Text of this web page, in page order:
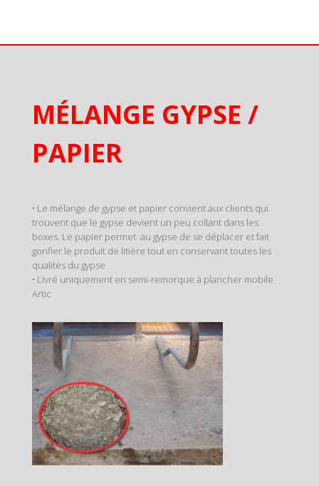
MÉLANGE GYPSE /
PAPIER
• Le mélange de gypse et papier convient aux clients qui
trouvent que le gypse devient un peu collant dans les
boxes. Le papier permet au gypse de se déplacer et fait
gonfler le produit de litière tout en conservant toutes les
qualités du gypse
• Livré uniquement en semi-remorque à plancher mobile
Artic